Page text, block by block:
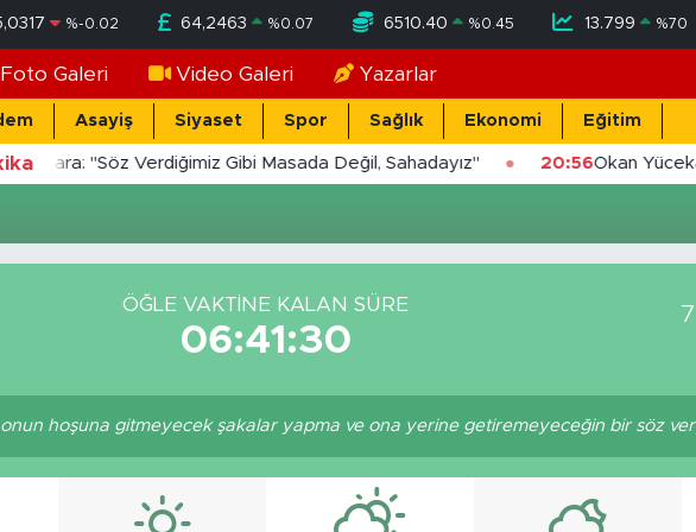
%-0.02 64,2463 %0.07 6510.40 %0.45 13.799 %70
Foto Galeri Video Galeri Yazarlar
Asayiş Siyaset Spor Sağlık Ekonomi Eğitim
"Söz Verdiğimiz Gibi Masada Değil, Sahadayız" 20:56Okan
ÖĞLE VAKTINE KALAN SÜRE
06:41:30
hoşuna gitmeyecek şakalar yapma ve ona yerine getiremeyeceğin bir söz